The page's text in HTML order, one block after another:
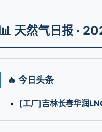
📊 天然气日报 ·
🔥 今日头条
[工厂]吉林长春华润